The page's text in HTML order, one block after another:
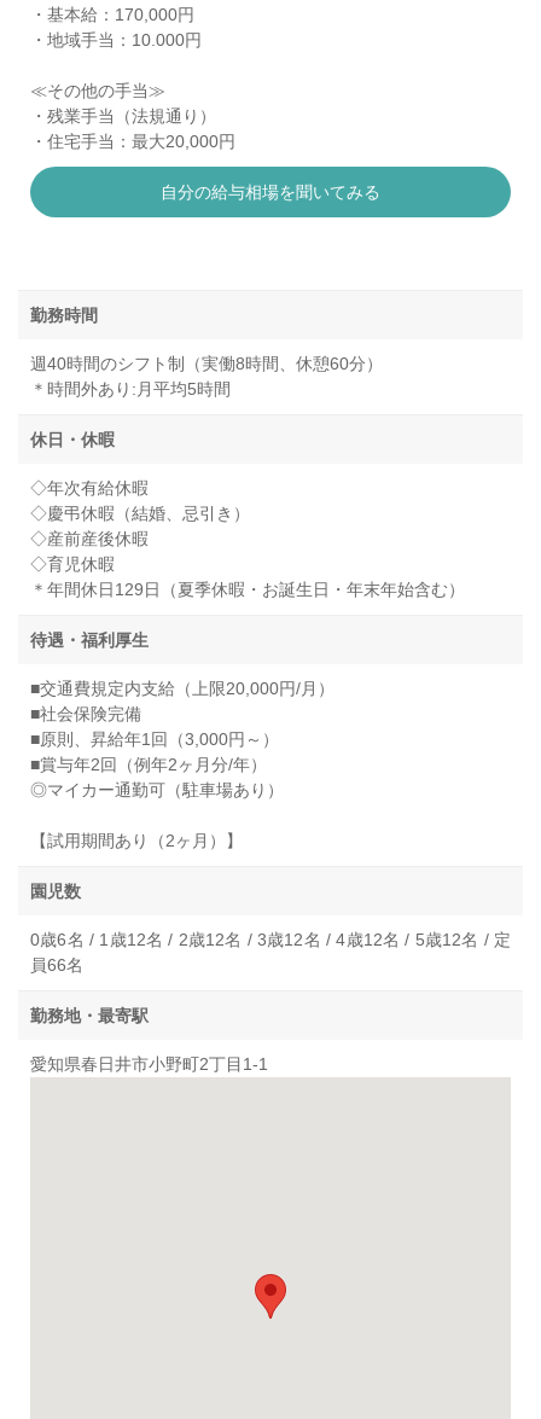
・基本給：170,000円
・地域手当：10.000円
≪その他の手当≫
・残業手当（法規通り）
・住宅手当：最大20,000円
自分の給与相場を聞いてみる
勤務時間
週40時間のシフト制（実働8時間、休憩60分）
＊時間外あり:月平均5時間
休日・休暇
◇年次有給休暇
◇慶弔休暇（結婚、忌引き）
◇産前産後休暇
◇育児休暇
＊年間休日129日（夏季休暇・お誕生日・年末年始含む）
待遇・福利厚生
■交通費規定内支給（上限20,000円/月）
■社会保険完備
■原則、昇給年1回（3,000円～）
■賞与年2回（例年2ヶ月分/年）
◎マイカー通勤可（駐車場あり）
【試用期間あり（2ヶ月）】
園児数
0歳6名 / 1歳12名 / 2歳12名 / 3歳12名 / 4歳12名 / 5歳12名 / 定
員66名
勤務地・最寄駅
愛知県春日井市小野町2丁目1-1